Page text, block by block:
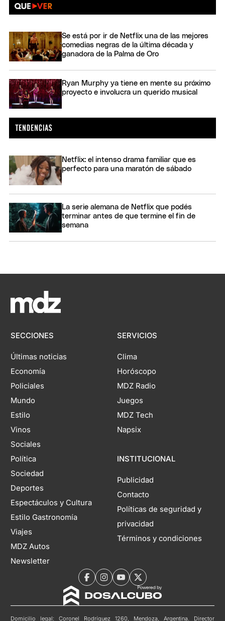
Se está por ir de Netflix una de las mejores
comedias negras de la última década y
ganadora de la Palma de Oro
Ryan Murphy ya tiene en mente su próximo
proyecto e involucra un querido musical
Netflix: el intenso drama familiar que es
perfecto para una maratón de sábado
La serie alemana de Netflix que podés
terminar antes de que termine el fin de
semana
SECCIONES
Últimas noticias
Economía
Policiales
Mundo
Estilo
Vinos
Sociales
Política
Sociedad
Deportes
Espectáculos y Cultura
Estilo Gastronomía
Viajes
MDZ Autos
Newsletter
SERVICIOS
Clima
Horóscopo
MDZ Radio
Juegos
MDZ Tech
Napsix
INSTITUCIONAL
Publicidad
Contacto
Políticas de seguridad y
privacidad
Términos y condiciones
Domicilio legal: Coronel Rodríguez 1260, Mendoza, Argentina. Director